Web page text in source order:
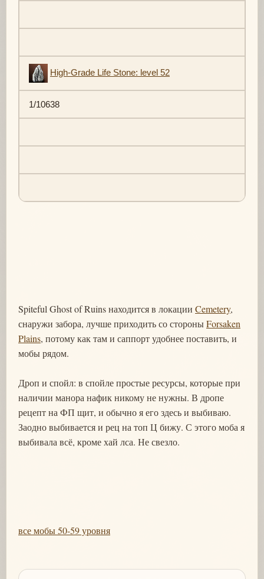
High-Grade Life Stone: level 52
1/10638
Spiteful Ghost of Ruins находится в локации Cemetery,
снаружи забора, лучше приходить со стороныForsaken
Plains, потому как там и саппорт удобнее поставить, и
мобы рядом.
Дроп и спойл: в спойле простые ресурсы, которые при
наличии манора нафик никому не нужны. В дропе
рецепт на ФП щит, и обычно я его здесь и выбиваю.
Заодно выбивается и рец на топ Ц бижу. С этого моба я
выбивала всё, кроме хай лса. Не свезло.
все мобы 50-59 уровня